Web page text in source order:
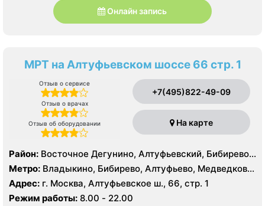
Онлайн запись
МРТ на Алтуфьевском шоссе 66 стр. 1
Отзыв о сервисе
Отзыв о врачах
Отзыв об оборудовании
+7(495)822-49-09
На карте
Район: Восточное Дегунино, Алтуфьевский, Бибирево,
Лианозово, Лосиноостровский, Отрадное, Свиблово,
Северное Медведково, Южное Медведково,
Ярославский
Метро: Владыкино, Бибирево, Алтуфьево, Медведково,
Окружная, Отрадное, Верхние Лихоборы,
Селигерская, Лианозово
Адрес: г. Москва, Алтуфьевское ш., 66, стр. 1
Режим работы: 8.00 - 22.00